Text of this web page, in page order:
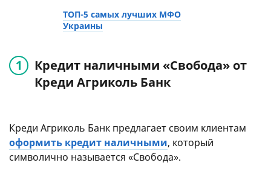
ТОП-5 самых лучших МФО
Украины
Кредит наличными «Свобода» от
Креди Агриколь Банк
Креди Агриколь Банк предлагает своим клиентам
оформить кредит наличными, который
символично называется «Свобода».